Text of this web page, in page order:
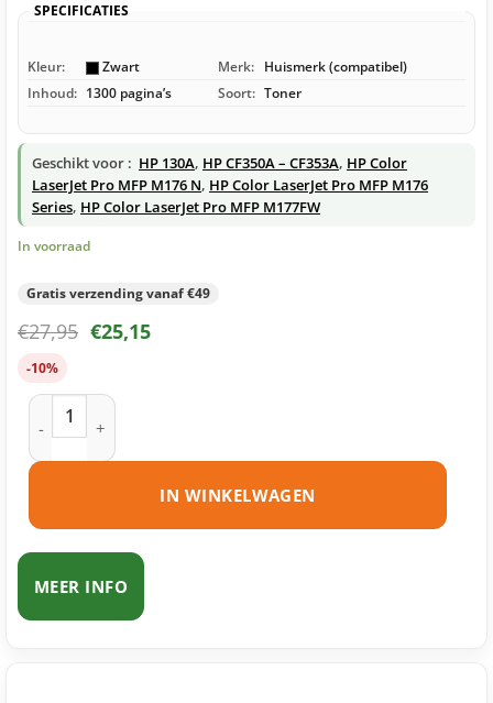
SPECIFICATIES
Kleur: Zwart Merk: Huismerk (compatibel)
Inhoud: 1300 pagina’s Soort: Toner
Geschikt voor : HP 130A, HP CF350A – CF353A, HP Color
LaserJet Pro MFP M176 N, HP Color LaserJet Pro MFP M176
Series, HP Color LaserJet Pro MFP M177FW
In voorraad
Gratis verzending vanaf €49
€27,95 €25,15
-10%
HP 130A (CF350A) toner zwart huismerk aantal
IN WINKELWAGEN
MEER INFO